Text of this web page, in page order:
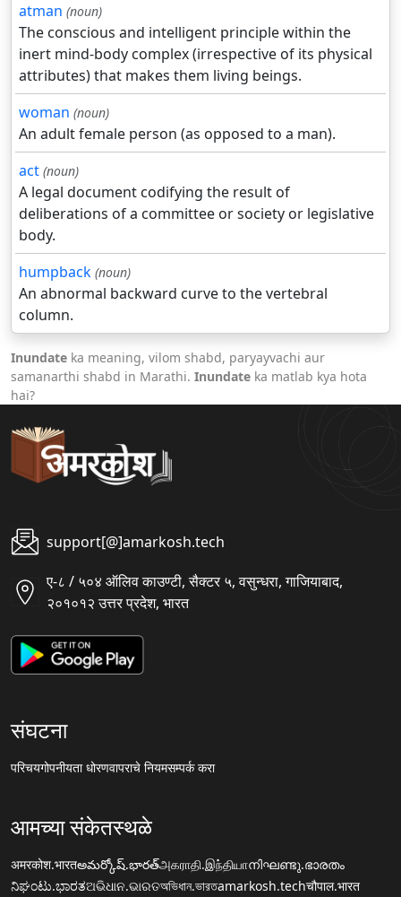
atman (noun)
The conscious and intelligent principle within the
inert mind-body complex (irrespective of its physical
attributes) that makes them living beings.
woman (noun)
An adult female person (as opposed to a man).
act (noun)
A legal document codifying the result of
deliberations of a committee or society or legislative
body.
humpback (noun)
An abnormal backward curve to the vertebral
column.
Inundate ka meaning, vilom shabd, paryayvachi aur
samanarthi shabd in Marathi. Inundate ka matlab kya hota
hai?
support[@]amarkosh.tech
ए-८ / ५०४ ऑलिव काउण्टी, सैक्टर ५, वसुन्धरा, गाजियाबाद,
२०१०१२ उत्तर प्रदेश, भारत
संघटना
परिचयगोपनीयता धोरणवापराचे नियमसम्पर्क करा
आमच्या संकेतस्थळे
अमरकोश.भारतఅమర్కోష్.భారత్அகராதி.இந்தியாനിഘണ്ടു.ഭാരതം
ನಿಘಂಟು.ಭಾರತଅଭିଧାନ.ଭାରତঅভিধান.ভারতamarkosh.techचौपाल.भारत